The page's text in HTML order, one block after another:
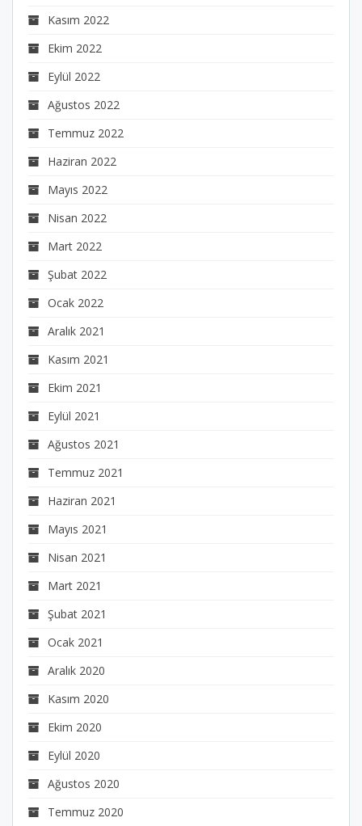
Kasım 2022
Ekim 2022
Eylül 2022
Ağustos 2022
Temmuz 2022
Haziran 2022
Mayıs 2022
Nisan 2022
Mart 2022
Şubat 2022
Ocak 2022
Aralık 2021
Kasım 2021
Ekim 2021
Eylül 2021
Ağustos 2021
Temmuz 2021
Haziran 2021
Mayıs 2021
Nisan 2021
Mart 2021
Şubat 2021
Ocak 2021
Aralık 2020
Kasım 2020
Ekim 2020
Eylül 2020
Ağustos 2020
Temmuz 2020